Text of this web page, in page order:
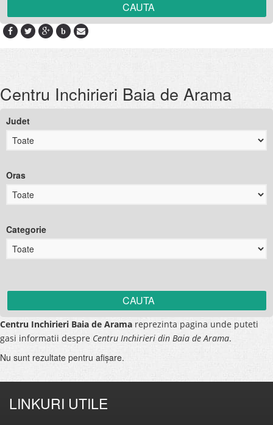
b
Centru Inchirieri Baia de Arama
Judet
Oras
Categorie
Centru Inchirieri Baia de Arama reprezinta pagina unde puteti
gasi informatii despre Centru Inchirieri din Baia de Arama.
Nu sunt rezultate pentru afişare.
LINKURI UTILE